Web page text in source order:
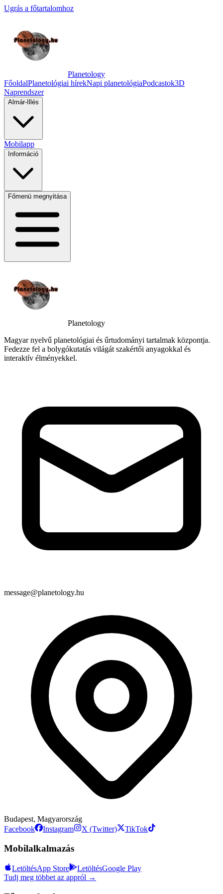
Ugrás a főtartalomhoz
Planetology
FőoldalPlanetológiai hírekNapi planetológiaPodcastok3D
Naprendszer
Almár-Illés
Mobilapp
Információ
Főmenü megnyitása
Planetology
Magyar nyelvű planetológiai és űrtudományi tartalmak központja.
Fedezze fel a bolygókutatás világát szakértői anyagokkal és
interaktív élményekkel.
message@planetology.hu
Budapest, Magyarország
Facebook
Instagram X (Twitter) TikTok
Mobilalkalmazás
LetöltésApp Store LetöltésGoogle Play
Tudj meg többet az appról →